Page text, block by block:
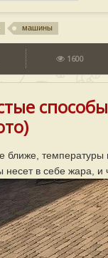
машины
1600
ближе,
в себе жара, и